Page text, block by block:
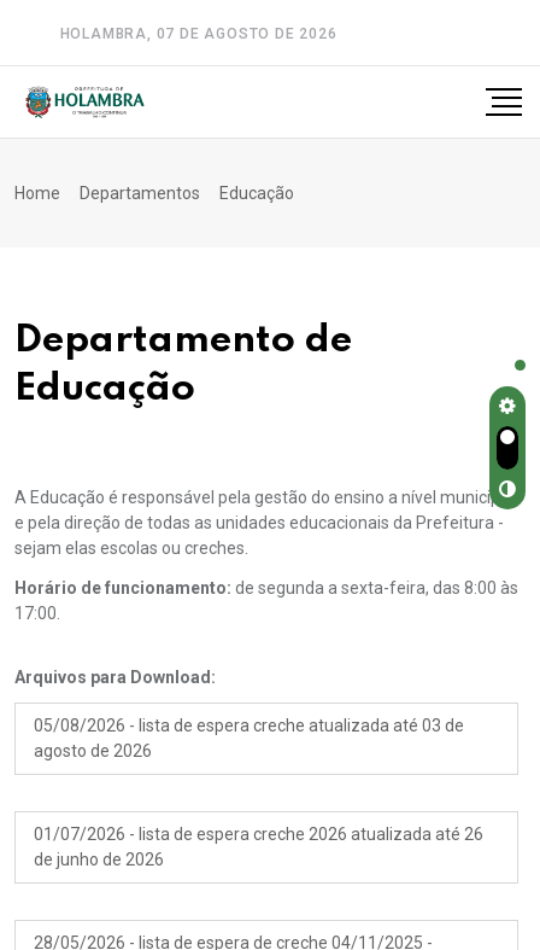
HOLAMBRA, 07 DE AGOSTO DE 2026
Home Departamentos Educação
Departamento de
Educação
A Educação é responsável pela gestão do ensino a nível municipal
e pela direção de todas as unidades educacionais da Prefeitura -
sejam elas escolas ou creches.
Horário de funcionamento: de segunda a sexta-feira, das 8:00 às
17:00.
Arquivos para Download:
05/08/2026 - lista de espera creche atualizada até 03 de
agosto de 2026
01/07/2026 - lista de espera creche 2026 atualizada até 26
de junho de 2026
28/05/2026 - lista de espera de creche 04/11/2025 -